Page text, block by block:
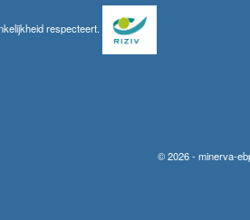
respecteert.
© 2026 - minerva-